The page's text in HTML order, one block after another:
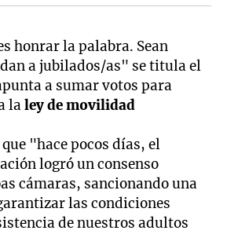
honrar la palabra. Sean
a jubilados/as" se titula el
a sumar votos para
laley de movilidad
"hace pocos días, el
logró un consenso
cámaras, sancionando una
las condiciones
de nuestros adultos